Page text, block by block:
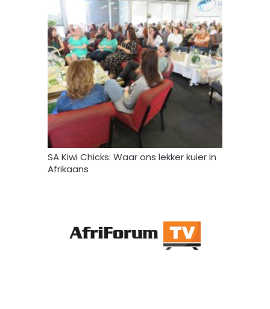
SA Kiwi Chicks: Waar ons lekker kuier in
Afrikaans